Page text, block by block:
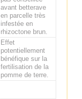
avant betterave
en parcelle très
infestée en
rhizoctone brun.
Effet
potentiellement
bénéfique sur la
fertilisation de la
pomme de terre.